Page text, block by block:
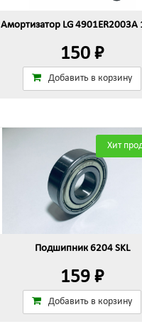
Амортизатор LG 4901ER2003A
150 ₽
Добавить в корзину
Хит
Подшипник 6204 SKL
159 ₽
Добавить в корзину